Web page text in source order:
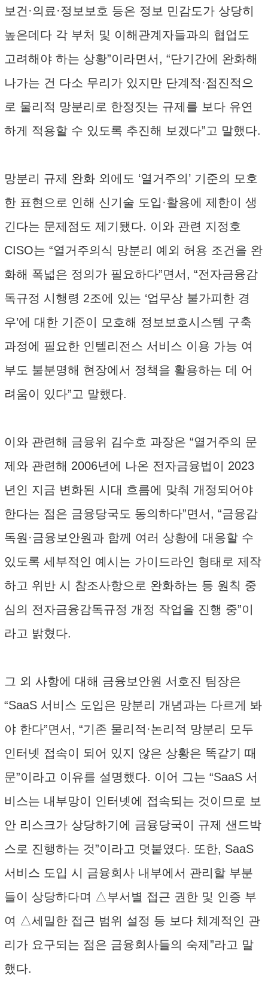
보건·의료·정보보호 등은 정보 민감도가 상당히
높은데다 각 부처 및 이해관계자들과의 협업도
고려해야 하는 상황”이라면서, “단기간에 완화해
나가는 건 다소 무리가 있지만 단계적·점진적으
로 물리적 망분리로 한정짓는 규제를 보다 유연
하게 적용할 수 있도록 추진해 보겠다”고 말했다.
망분리 규제 완화 외에도 ‘열거주의’ 기준의 모호
한 표현으로 인해 신기술 도입·활용에 제한이 생
긴다는 문제점도 제기됐다. 이와 관련 지정호
CISO는 “열거주의식 망분리 예외 허용 조건을 완
화해 폭넓은 정의가 필요하다”면서, “전자금융감
독규정 시행령 2조에 있는 ‘업무상 불가피한 경
우’에 대한 기준이 모호해 정보보호시스템 구축
과정에 필요한 인텔리전스 서비스 이용 가능 여
부도 불분명해 현장에서 정책을 활용하는 데 어
려움이 있다”고 말했다.
이와 관련해 금융위 김수호 과장은 “열거주의 문
제와 관련해 2006년에 나온 전자금융법이 2023
년인 지금 변화된 시대 흐름에 맞춰 개정되어야
한다는 점은 금융당국도 동의하다”면서, “금융감
독원·금융보안원과 함께 여러 상황에 대응할 수
있도록 세부적인 예시는 가이드라인 형태로 제작
하고 위반 시 참조사항으로 완화하는 등 원칙 중
심의 전자금융감독규정 개정 작업을 진행 중”이
라고 밝혔다.
그 외 사항에 대해 금융보안원 서호진 팀장은
“SaaS 서비스 도입은 망분리 개념과는 다르게 봐
야 한다”면서, “기존 물리적·논리적 망분리 모두
인터넷 접속이 되어 있지 않은 상황은 똑같기 때
문”이라고 이유를 설명했다. 이어 그는 “SaaS 서
비스는 내부망이 인터넷에 접속되는 것이므로 보
안 리스크가 상당하기에 금융당국이 규제 샌드박
스로 진행하는 것”이라고 덧붙였다. 또한, SaaS
서비스 도입 시 금융회사 내부에서 관리할 부분
들이 상당하다며 △부서별 접근 권한 및 인증 부
여 △세밀한 접근 범위 설정 등 보다 체계적인 관
리가 요구되는 점은 금융회사들의 숙제”라고 말
했다.